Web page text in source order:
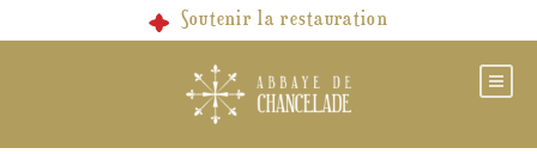
Soutenir la restauration